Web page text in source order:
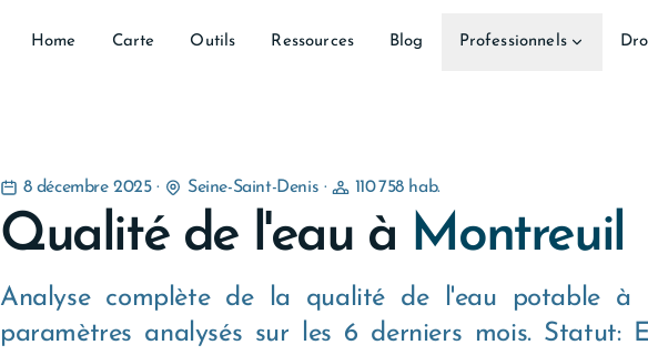
Home Carte Outils Ressources Blog Professionnels
8 décembre 2025· Seine-Saint-Denis · 110 758 hab.
Qualité de l'eau à Montreuil
Analyse complète de la qualité de l'eau potable à
paramètres analysés sur les 6 derniers mois. Statut: